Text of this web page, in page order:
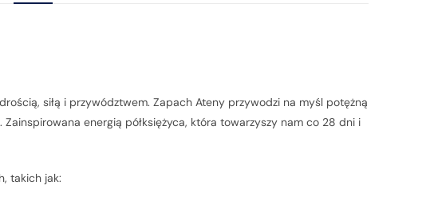
siłą i przywództwem. Zapach Ateny przywodzi na myśl potężną
energią półksiężyca, która towarzyszy nam co 28 dni i
takich jak: